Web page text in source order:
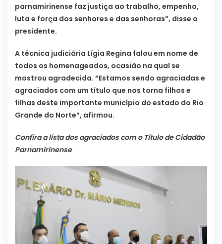
parnamirinense faz justiça ao trabalho, empenho,
luta e força dos senhores e das senhoras”, disse o
presidente.
A técnica judiciária Lígia Regina falou em nome de
todos os homenageados, ocasião na qual se
mostrou agradecida. “Estamos sendo agraciadas e
agraciados com um título que nos torna filhos e
filhas deste importante município do estado do Rio
Grande do Norte”, afirmou.
Confira a lista dos agraciados com o Título de Cidadão
Parnamirinense